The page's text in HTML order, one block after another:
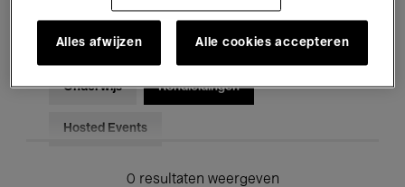
Voor iedereen Kids’ Palace
Onderwijs Rondleidingen
Hosted Events
0 resultaten weergeven
Alles afwijzen Alle cookies accepteren